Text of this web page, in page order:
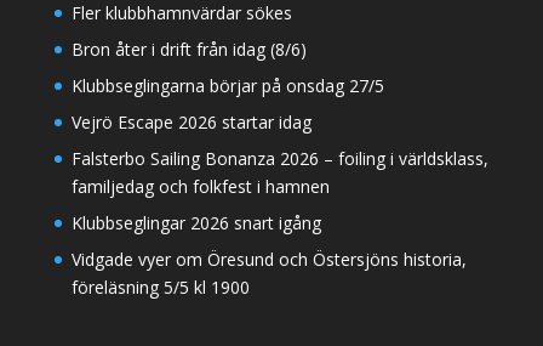
Fler klubbhamnvärdar sökes
Bron åter i drift från idag (8/6)
Klubbseglingarna börjar på onsdag 27/5
Vejrö Escape 2026 startar idag
Falsterbo Sailing Bonanza 2026 – foiling i världsklass,
familjedag och folkfest i hamnen
Klubbseglingar 2026 snart igång
Vidgade vyer om Öresund och Östersjöns historia,
föreläsning 5/5 kl 1900